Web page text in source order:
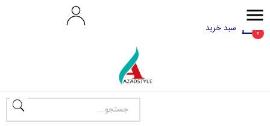
0 سبد خرید